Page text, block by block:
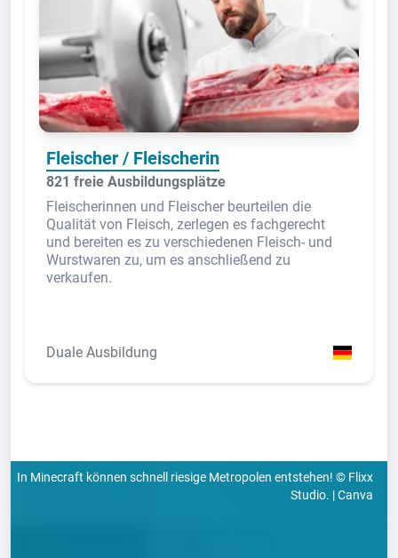
Fleischer / Fleischerin
821 freie Ausbildungsplätze
Fleischerinnen und Fleischer beurteilen die
Qualität von Fleisch, zerlegen es fachgerecht
und bereiten es zu verschiedenen Fleisch- und
Wurstwaren zu, um es anschließend zu
verkaufen.
Duale Ausbildung
In Minecraft können schnell riesige Metropolen entstehen! © Flixx
Studio. | Canva